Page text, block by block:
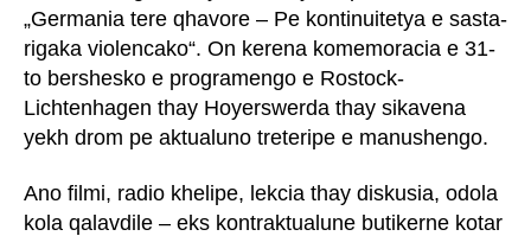
„Germania tere qhavore – Pe kontinuitetya e sasta-
rigaka violencako“. On kerena komemoracia e 31-
to bershesko e programengo e Rostock-
Lichtenhagen thay Hoyerswerda thay sikavena
yekh drom pe aktualuno treteripe e manushengo.
Ano filmi, radio khelipe, lekcia thay diskusia, odola
kola qalavdile – eks kontraktualune butikerne kotar